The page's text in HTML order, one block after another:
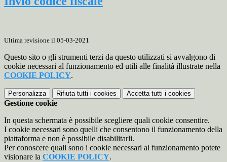
Ultima revisione il 05-03-2021
Questo sito o gli strumenti terzi da questo utilizzati si avvalgono di
cookie necessari al funzionamento ed utili alle finalità illustrate nella
COOKIE POLICY.
Personalizza Rifiuta tutti i cookies Accetta tutti i cookies
Gestione cookie
In questa schermata è possibile scegliere quali cookie consentire.
I cookie necessari sono quelli che consentono il funzionamento della
piattaforma e non è possibile disabilitarli.
Per conoscere quali sono i cookie necessari al funzionamento potete
visionare la COOKIE POLICY.